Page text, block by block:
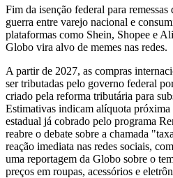
Fim da isenção federal para remessas
guerra entre varejo nacional e
plataformas como Shein, Shopee e
Globo vira alvo de memes nas redes.
A partir de 2027, as compras
ser tributadas pelo governo federal
criado pela reforma tributária para
Estimativas indicam alíquota
estadual já cobrado pelo programa
reabre o debate sobre a chamada
reação imediata nas redes sociais,
uma reportagem da Globo sobre o
preços em roupas, acessórios e